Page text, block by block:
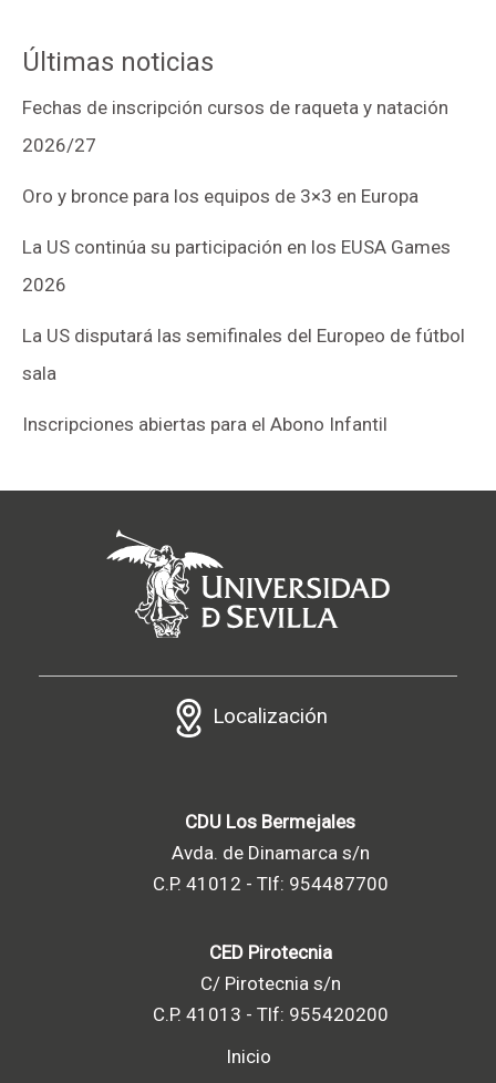
Últimas noticias
Fechas de inscripción cursos de raqueta y natación
2026/27
Oro y bronce para los equipos de 3×3 en Europa
La US continúa su participación en los EUSA Games
2026
La US disputará las semifinales del Europeo de fútbol
sala
Inscripciones abiertas para el Abono Infantil
Localización
CDU Los Bermejales
Avda. de Dinamarca s/n
C.P. 41012 - Tlf: 954487700
CED Pirotecnia
C/ Pirotecnia s/n
C.P. 41013 - Tlf: 955420200
Inicio